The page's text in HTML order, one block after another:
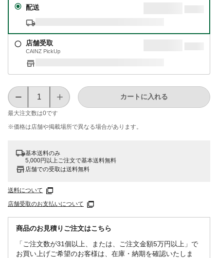
配送
店舗受取
CAINZ PickUp
最大注文数は0です
カートに入れる
※価格は​店舗や​掲載場所で​異なる​場合が​あります。
基本送料のみ
5,000円以上ご注文で基本送料無料
店舗での受取は送料無料
送料について
店舗受取のお支払いについて
商品のお見積りご注文はこちら
「ご注文数が31個以上、または、ご注文金額5万円以上」で
お買い上げご希望のお客様は、在庫・納期を確認いたしま